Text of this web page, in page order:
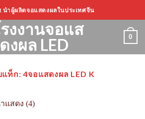
นำผู้ผลิตจอแสดงผลในประเทศจีน
0
แท็ก:4จอแสดงผล LED K